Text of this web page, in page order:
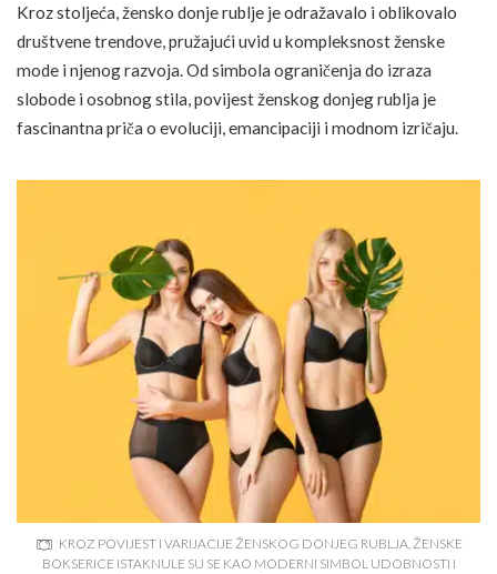
Kroz stoljeća, žensko donje rublje je odražavalo i oblikovalo
društvene trendove, pružajući uvid u kompleksnost ženske
mode i njenog razvoja. Od simbola ograničenja do izraza
slobode i osobnog stila, povijest ženskog donjeg rublja je
fascinantna priča o evoluciji, emancipaciji i modnom izričaju.
KROZ POVIJEST I VARIJACIJE ŽENSKOG DONJEG RUBLJA, ŽENSKE
BOKSERICE ISTAKNULE SU SE KAO MODERNI SIMBOL UDOBNOSTI I